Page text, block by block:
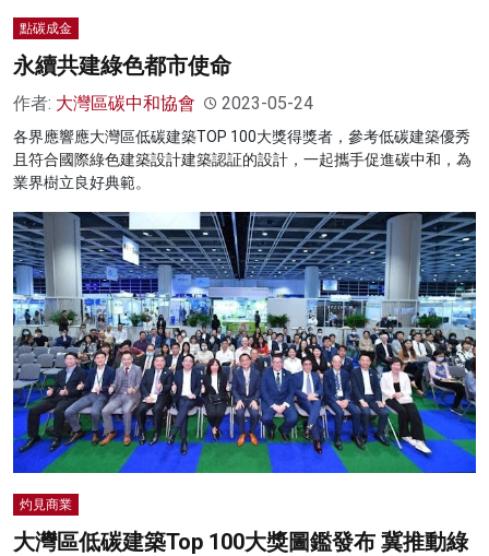
點碳成金
永續共建綠色都市使命
作者: 大灣區碳中和協會 2023-05-24
各界應響應大灣區低碳建築TOP 100大獎得獎者，參考低碳建築優秀
且符合國際綠色建築設計建築認証的設計，一起攜手促進碳中和，為
業界樹立良好典範。
灼見商業
大灣區低碳建築Top 100大獎圖鑑發布 冀推動綠